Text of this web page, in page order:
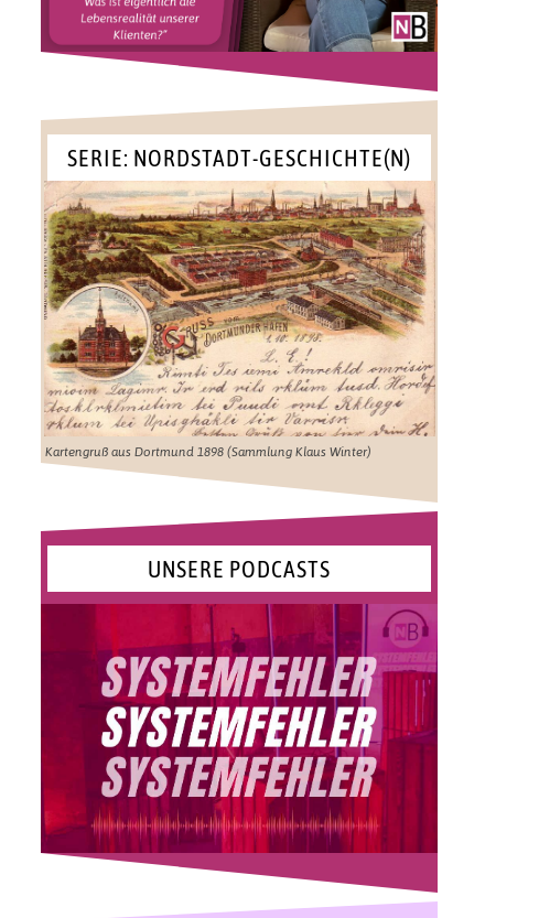
SERIE: NORDSTADT-GESCHICHTE(N)
Kartengruß aus Dortmund 1898 (Sammlung Klaus Winter)
UNSERE PODCASTS